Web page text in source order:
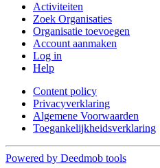
Activiteiten
Zoek Organisaties
Organisatie toevoegen
Account aanmaken
Log in
Help
Content policy
Privacyverklaring
Algemene Voorwaarden
Toegankelijkheidsverklaring
Powered by Deedmob tools